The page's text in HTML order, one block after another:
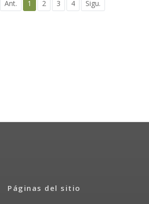
Ant. 1 2 3 4 Sigu.
Páginas del sitio